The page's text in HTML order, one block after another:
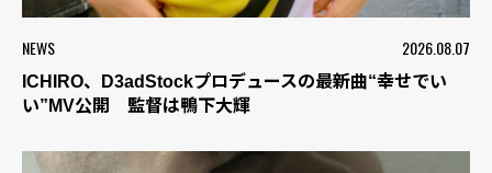
NEWS 2026.08.07
ICHIRO、D3adStockプロデュースの最新曲“幸せでい
い”MV公開 監督は鴨下大輝